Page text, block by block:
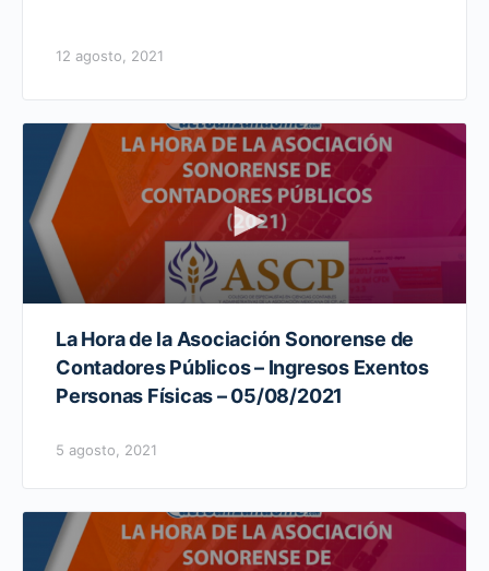
12 agosto, 2021
La Hora de la Asociación Sonorense de
Contadores Públicos – Ingresos Exentos
Personas Físicas – 05/08/2021
5 agosto, 2021